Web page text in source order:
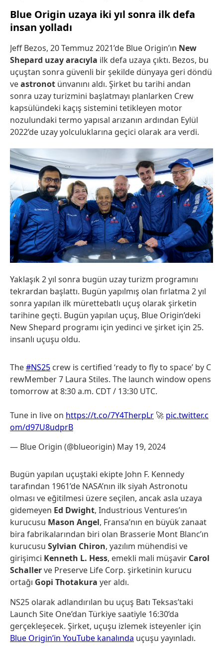
Blue Origin uzaya iki yıl sonra ilk defa
insan yolladı
Jeff Bezos, 20 Temmuz 2021’de Blue Origin’ın New
Shepard uzay aracıyla ilk defa uzaya çıktı. Bezos, bu
uçuştan sonra güvenli bir şekilde dünyaya geri döndü
veastronot ünvanını aldı. Şirket bu tarihi andan
sonra uzay turizmini başlatmayı planlarken Crew
kapsülündeki kaçış sistemini tetikleyen motor
nozulundaki termo yapısal arızanın ardından Eylül
2022’de uzay yolculuklarına geçici olarak ara verdi.
Yaklaşık 2 yıl sonra bugün uzay turizm programını
tekrardan başlattı. Bugün yapılmış olan fırlatma 2 yıl
sonra yapılan ilk mürettebatlı uçuş olarak şirketin
tarihine geçti. Bugün yapılan uçuş, Blue Origin’deki
New Shepard programı için yedinci ve şirket için 25.
insanlı uçuşu oldu.
The#NS25 crew is certified ‘ready to fly to space’ by C
rewMember 7 Laura Stiles. The launch window opens
tomorrow at 8:30 a.m. CDT / 13:30 UTC.
Tune in live on https://t.co/7Y4TherpLr 🚀 pic.twitter.c
om/d97U8udprB
— Blue Origin (@blueorigin) May 19, 2024
Bugün yapılan uçuştaki ekipte John F. Kennedy
tarafından 1961’de NASA’nın ilk siyah Astronotu
olması ve eğitilmesi üzere seçilen, ancak asla uzaya
gidemeyen Ed Dwight, Industrious Ventures’ın
kurucusu Mason Angel, Fransa’nın en büyük zanaat
bira fabrikalarından biri olan Brasserie Mont Blanc’ın
kurucusu Sylvian Chiron, yazılım mühendisi ve
girişimci Kenneth L. Hess, emekli mali müşavir Carol
Schallerve Preserve Life Corp. şirketinin kurucu
ortağı Gopi Thotakura yer aldı.
NS25 olarak adlandırılan bu uçuş Batı Teksas’taki
Launch Site One’dan Türkiye saatiyle 16:30’da
gerçekleşecek. Şirket, uçuşu izlemek isteyenler için
Blue Origin’in YouTube kanalında uçuşu yayınladı.